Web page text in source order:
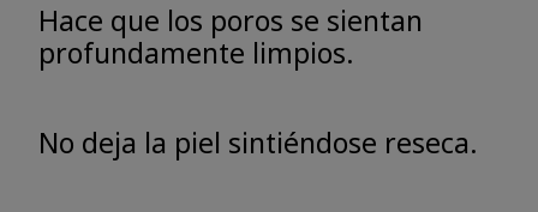
Hace que los poros se sientan
profundamente limpios.
No deja la piel sintiéndose reseca.